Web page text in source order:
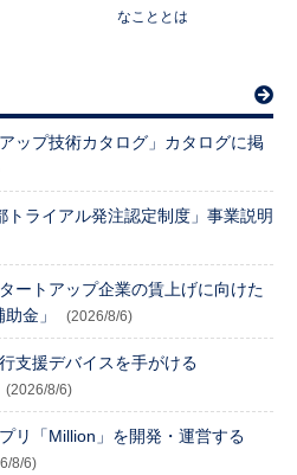
なこととは
ップ技術カタログ」カタログに掲
トライアル発注認定制度」事業説明
ートアップ企業の賃上げに向けた
金」
(2026/8/6)
支援デバイスを手がける
(2026/8/6)
リ「Million」を開発・運営する
8/6)